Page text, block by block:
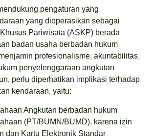
pengaturan yang
yang dioperasikan sebagai
Pariwisata (ASKP) berada
badan usaha berbadan hukum
profesionalisme, akuntabilitas,
penyelenggaraan angkutan
perlu diperhatikan implikasi terhadap
kendaraan, yaitu:
Angkutan berbadan hukum
(PT/BUMN/BUMD), karena izin
dan Kartu Elektronik Standar